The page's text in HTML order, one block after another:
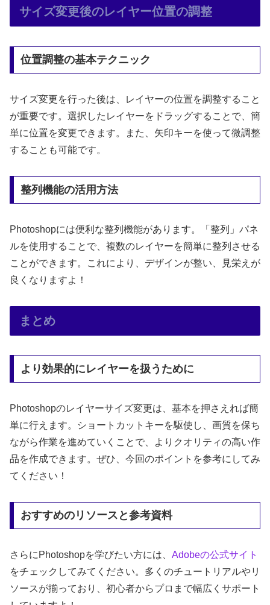
サイズ変更後のレイヤー位置の調整
位置調整の基本テクニック
サイズ変更を行った後は、レイヤーの位置を調整すること
が重要です。選択したレイヤーをドラッグすることで、簡
単に位置を変更できます。また、矢印キーを使って微調整
することも可能です。
整列機能の活用方法
Photoshopには便利な整列機能があります。「整列」パネ
ルを使用することで、複数のレイヤーを簡単に整列させる
ことができます。これにより、デザインが整い、見栄えが
良くなりますよ！
まとめ
より効果的にレイヤーを扱うために
Photoshopのレイヤーサイズ変更は、基本を押さえれば簡
単に行えます。ショートカットキーを駆使し、画質を保ち
ながら作業を進めていくことで、よりクオリティの高い作
品を作成できます。ぜひ、今回のポイントを参考にしてみ
てください！
おすすめのリソースと参考資料
さらにPhotoshopを学びたい方には、 Adobeの公式サイト
をチェックしてみてください。多くのチュートリアルやリ
ソースが揃っており、初心者からプロまで幅広くサポート